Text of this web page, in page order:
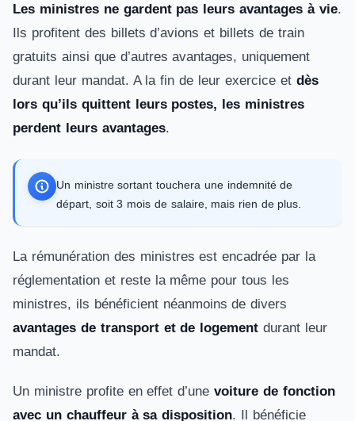
Les ministres ne gardent pas leurs avantages à vie.
Ils profitent des billets d’avions et billets de train
gratuits ainsi que d’autres avantages, uniquement
durant leur mandat. A la fin de leur exercice et dès
lors qu’ils quittent leurs postes, les ministres
perdent leurs avantages.
Un ministre sortant touchera une indemnité de
départ, soit 3 mois de salaire, mais rien de plus.
La rémunération des ministres est encadrée par la
réglementation et reste la même pour tous les
ministres, ils bénéficient néanmoins de divers
avantages de transport et de logement durant leur
mandat.
Un ministre profite en effet d’unevoiture de fonction
avec un chauffeur à sa disposition. Il bénéficie